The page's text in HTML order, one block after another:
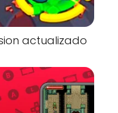
actualizado